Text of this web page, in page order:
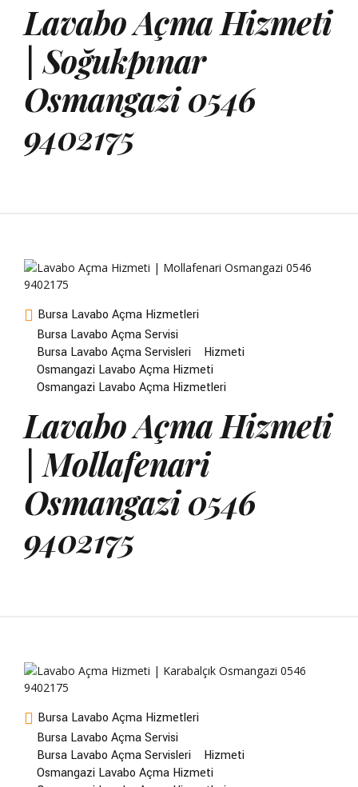
Lavabo Açma Hizmeti
| Soğukpınar
Osmangazi 0546
9402175
Bursa Lavabo Açma Hizmetleri
Bursa Lavabo Açma Servisi
Bursa Lavabo Açma Servisleri
Hizmeti
Osmangazi Lavabo Açma Hizmeti
Osmangazi Lavabo Açma Hizmetleri
Lavabo Açma Hizmeti
| Mollafenari
Osmangazi 0546
9402175
Bursa Lavabo Açma Hizmetleri
Bursa Lavabo Açma Servisi
Bursa Lavabo Açma Servisleri
Hizmeti
Osmangazi Lavabo Açma Hizmeti